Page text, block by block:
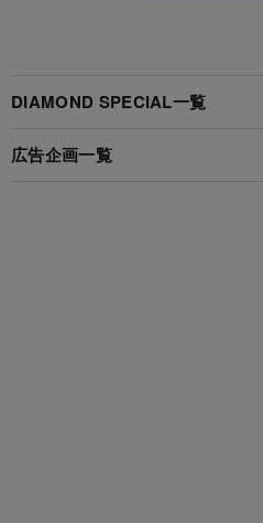
DIAMOND SPECIAL一覧
広告企画一覧